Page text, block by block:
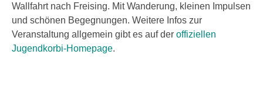
Wallfahrt nach Freising. Mit Wanderung, kleinen Impulsen
und schönen Begegnungen. Weitere Infos zur
Veranstaltung allgemein gibt es auf der offiziellen
Jugendkorbi-Homepage.